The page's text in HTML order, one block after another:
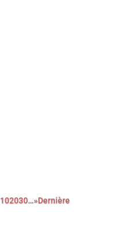
102030…»Dernière